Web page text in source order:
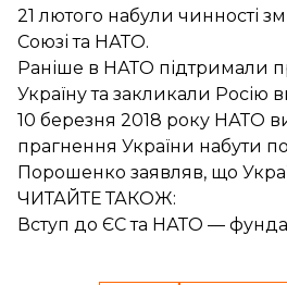
21 лютого набули чинності
Союзі та НАТО.
Раніше в НАТО підтримали
Українута закликали Росію
10 березня 2018 року НАТО
прагнення України набути
Порошенко заявляв, що
ЧИТАЙТЕ ТАКОЖ:
Вступ до ЄС та НАТО —